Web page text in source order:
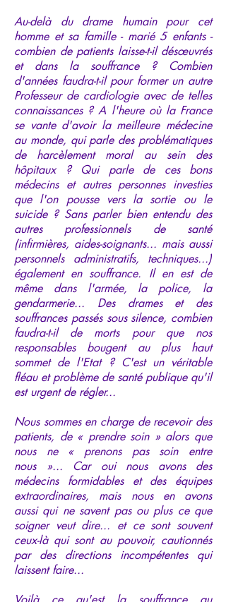
Au-delà du drame humain pour cet
homme et sa famille - marié 5 enfants -
combien de patients laisse-t-il désœuvrés
et dans la souffrance ? Combien
d'années faudra-t-il pour former un autre
Professeur de cardiologie avec de telles
connaissances ? A l'heure où la France
se vante d'avoir la meilleure médecine
au monde, qui parle des problématiques
de harcèlement moral au sein des
hôpitaux ? Qui parle de ces bons
médecins et autres personnes investies
que l'on pousse vers la sortie ou le
suicide ? Sans parler bien entendu des
autres professionnels de santé
(infirmières, aides-soignants... mais aussi
personnels administratifs, techniques...)
également en souffrance. Il en est de
même dans l'armée, la police, la
gendarmerie... Des drames et des
souffrances passés sous silence, combien
faudra-t-il de morts pour que nos
responsables bougent au plus haut
sommet de l'Etat ? C'est un véritable
fléau et problème de santé publique qu'il
est urgent de régler...
Nous sommes en charge de recevoir des
patients, de « prendre soin » alors que
nous ne « prenons pas soin entre
nous »... Car oui nous avons des
médecins formidables et des équipes
extraordinaires, mais nous en avons
aussi qui ne savent pas ou plus ce que
soigner veut dire... et ce sont souvent
ceux-là qui sont au pouvoir, cautionnés
par des directions incompétentes qui
laissent faire...